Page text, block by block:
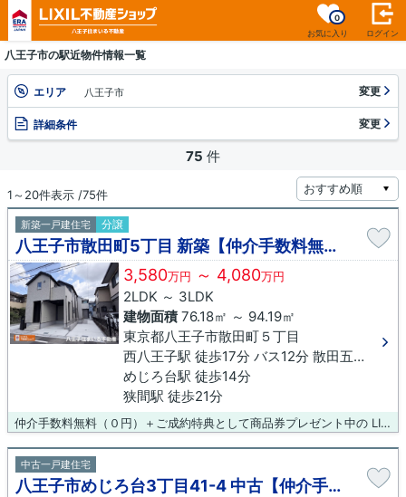
お気に入り
0
ログイン
八王子市の駅近物件情報一覧
エリア 八王子市 変更
詳細条件 変更
75 件
1～20件表示 /75件
新築一戸建住宅 分譲
八王子市散田町5丁目 新築【仲介手数料無料】
3,580万円 ～ 4,080万円
2LDK ～ 3LDK
建物面積76.18㎡ ～ 94.19㎡
東京都八王子市散田町５丁目
西八王子駅 徒歩17分 バス12分 散田五丁目下車 徒歩2分
めじろ台駅 徒歩14分
狭間駅 徒歩21分
仲介手数料無料（０円）＋ご成約特典として商品券プレゼント中の LIXIL不動産ショップ八王子住まいる不動産にお任せください！
中古一戸建住宅
八王子市めじろ台3丁目41-4 中古【仲介手数料無料】